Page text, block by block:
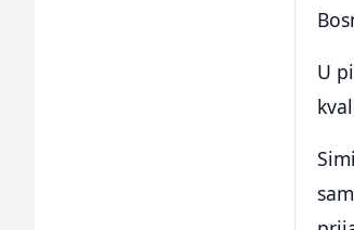
U